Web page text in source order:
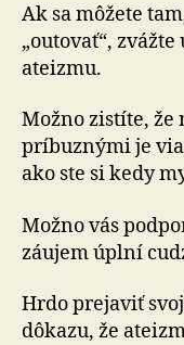
Ak sa môžete
„outovať“,
ateizmu.
Možno zistíte,
príbuznými je
ako ste si kedy
Možno vás
záujem úplní
Hrdo prejaviť
dôkazu, že